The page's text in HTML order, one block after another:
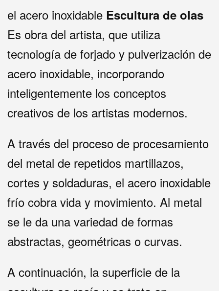
el acero inoxidable Escultura de olas
Es obra del artista, que utiliza
tecnología de forjado y pulverización de
acero inoxidable, incorporando
inteligentemente los conceptos
creativos de los artistas modernos.
A través del proceso de procesamiento
del metal de repetidos martillazos,
cortes y soldaduras, el acero inoxidable
frío cobra vida y movimiento. Al metal
se le da una variedad de formas
abstractas, geométricas o curvas.
A continuación, la superficie de la